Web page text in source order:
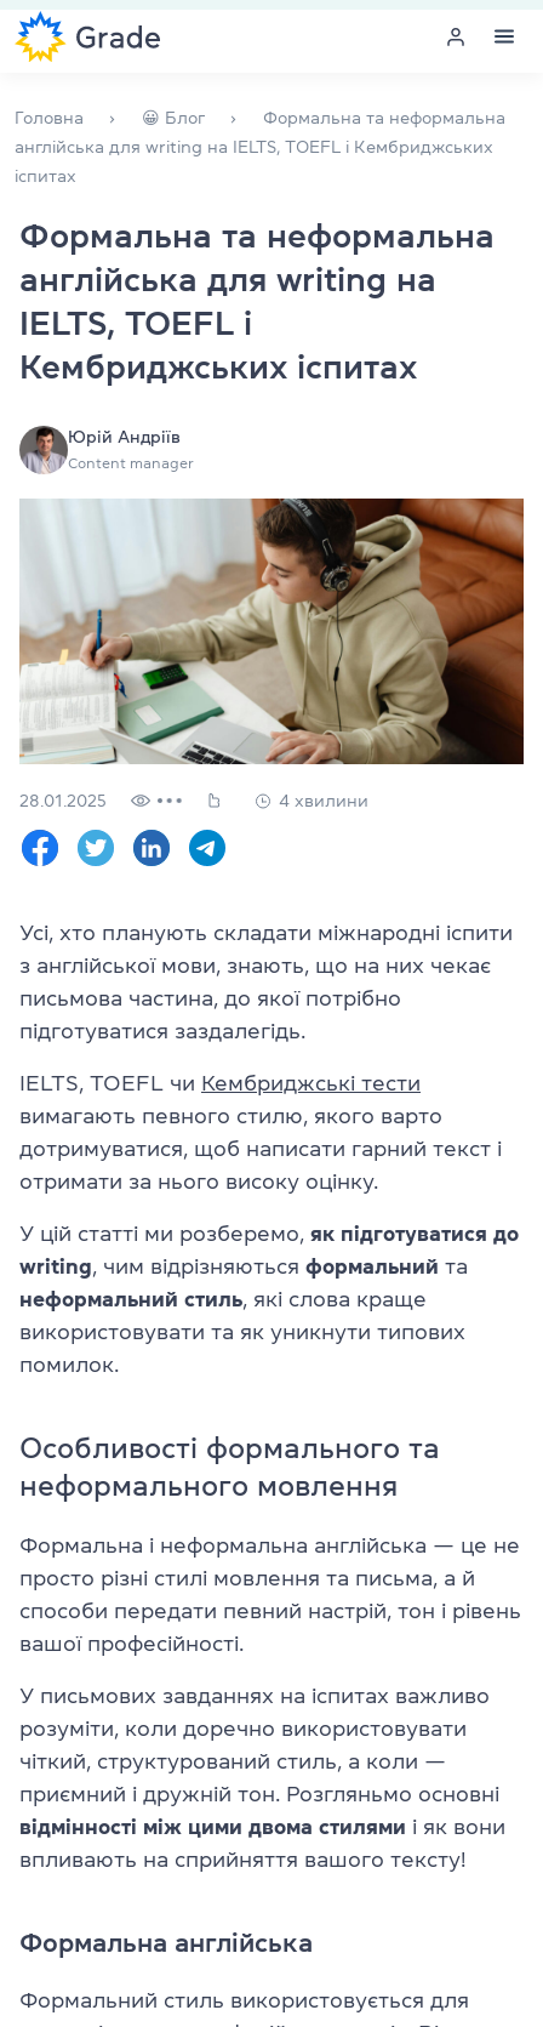
Курси англійської
Навчання для викладачів
Підготовка до іспитів
Більше про нас
рівень
Залишити заявку
Мова сайту RU UK
(050) 580 11 00
(063) 580 11 00
Дивитись на Google Maps
Головна 😀 Блог
Формальна та неформальна
англійська для writing на IELTS, TOEFL і Кембриджських
іспитах
Формальна та неформальна
англійська для writing на
IELTS, TOEFL і
Кембриджських іспитах
Юрій Андріїв
Content manager
28.01.2025 4 хвилини
Усі, хто планують складати міжнародні іспити
з англійської мови, знають, що на них чекає
письмова частина, до якої потрібно
підготуватися заздалегідь.
IELTS, TOEFL чи Кембриджські тести
вимагають певного стилю, якого варто
дотримуватися, щоб написати гарний текст і
отримати за нього високу оцінку.
У цій статті ми розберемо, як підготуватися до
writing , чим відрізняються формальний та
неформальний стиль , які слова краще
використовувати та як уникнути типових
помилок.
Особливості формального та
неформального мовлення
Формальна і неформальна англійська — це не
просто різні стилі мовлення та письма, а й
способи передати певний настрій, тон і рівень
вашої професійності.
У письмових завданнях на іспитах важливо
розуміти, коли доречно використовувати
чіткий, структурований стиль, а коли —
приємний і дружній тон. Розгляньмо основні
відмінності між цими двома стилями і як вони
впливають на сприйняття вашого тексту!
Формальна англійська
Формальний стиль використовується для